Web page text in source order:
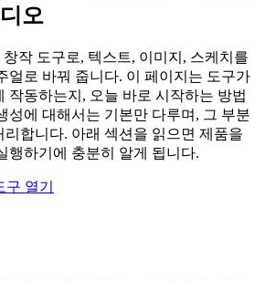
오
창작 도구로, 텍스트, 이미지, 스케치를
얼로 바꿔 줍니다. 이 페이지는 도구가
작동하는지, 오늘 바로 시작하는 방법
성에 대해서는 기본만 다루며, 그 부분
합니다. 아래 섹션을 읽으면 제품을
행하기에 충분히 알게 됩니다.
구 열기